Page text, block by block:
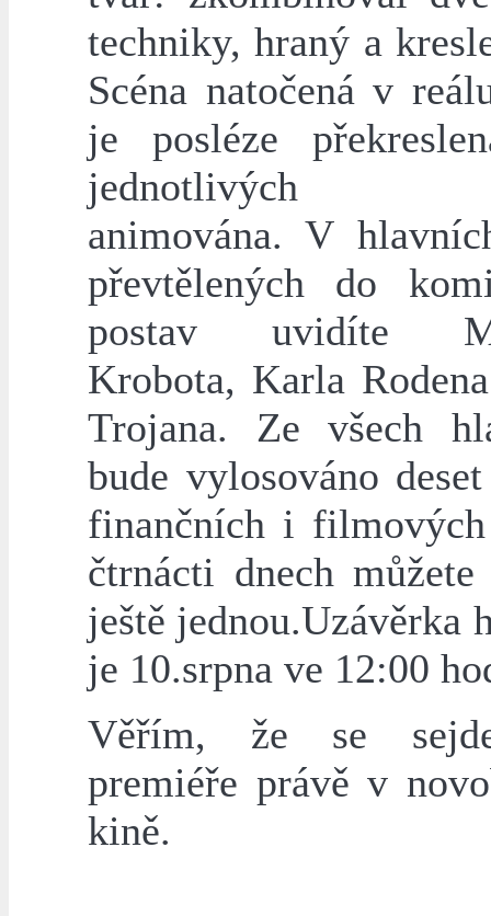
techniky, hraný a
Scéna natočená v
je posléze
jednotlivých
animována. V
převtělených do
postav uvidíte
Krobota, Karla
Trojana. Ze všech
bude vylosováno
finančních i
čtrnácti dnech můžete
ještě jednou.Uzávěrka
je 10.srpna ve 12:00
Věřím, že se
premiéře právě v
kině.